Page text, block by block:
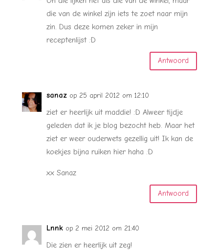
die van de winkel zijn iets te zoet naar mijn
zin. Dus deze komen zeker in mijn
receptenlijst :D
Antwoord
sanaz op 25 april 2012 om 12:10
ziet er heerlijk uit maddie! :D Alweer tijdje
geleden dat ik je blog bezocht heb. Maar het
ziet er weer ouderwets gezellig uit! Ik kan de
koekjes bijna ruiken hier haha :D
xx Sanaz
Antwoord
Lnnk op 2 mei 2012 om 21:40
Die zien er heerlijk uit zeg!